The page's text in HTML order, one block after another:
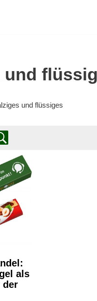
und
und flüssiges
als
der